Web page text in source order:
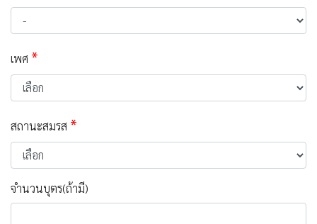
เพศ *
สถานะสมรส *
จำนวนบุตร(ถ้ามี)